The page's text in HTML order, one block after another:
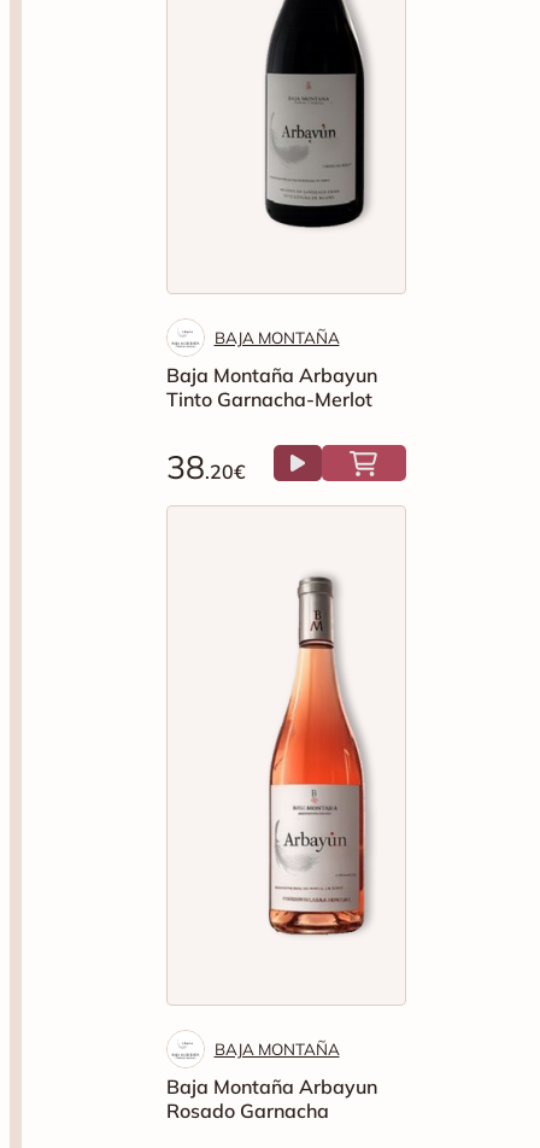
BAJA MONTAÑA
Baja Montaña Arbayun
Tinto Garnacha-Merlot
38.20€
BAJA MONTAÑA
Baja Montaña Arbayun
Rosado Garnacha